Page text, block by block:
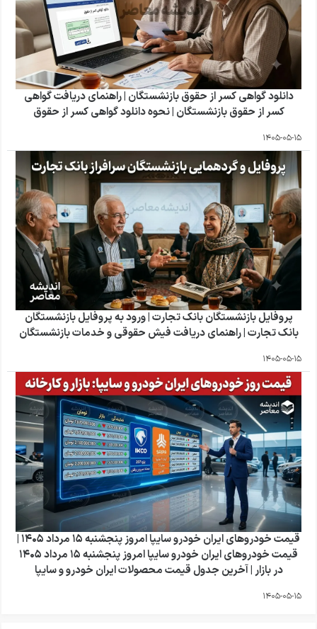
دانلود گواهی کسر از حقوق بازنشستگان | راهنمای دریافت گواهی
کسر از حقوق بازنشستگان | نحوه دانلود گواهی کسر از حقوق
1405-05-15
پروفایل بازنشستگان بانک تجارت | ورود به پروفایل بازنشستگان
بانک تجارت | راهنمای دریافت فیش حقوقی و خدمات بازنشستگان
1405-05-15
قیمت خودروهای ایران خودرو سایپا امروز پنجشنبه ۱۵ مرداد ۱۴۰۵ |
قیمت خودروهای ایران خودرو سایپا امروز پنجشنبه ۱۵ مرداد ۱۴۰۵
در بازار | آخرین جدول قیمت محصولات ایران خودرو و سایپا
1405-05-15